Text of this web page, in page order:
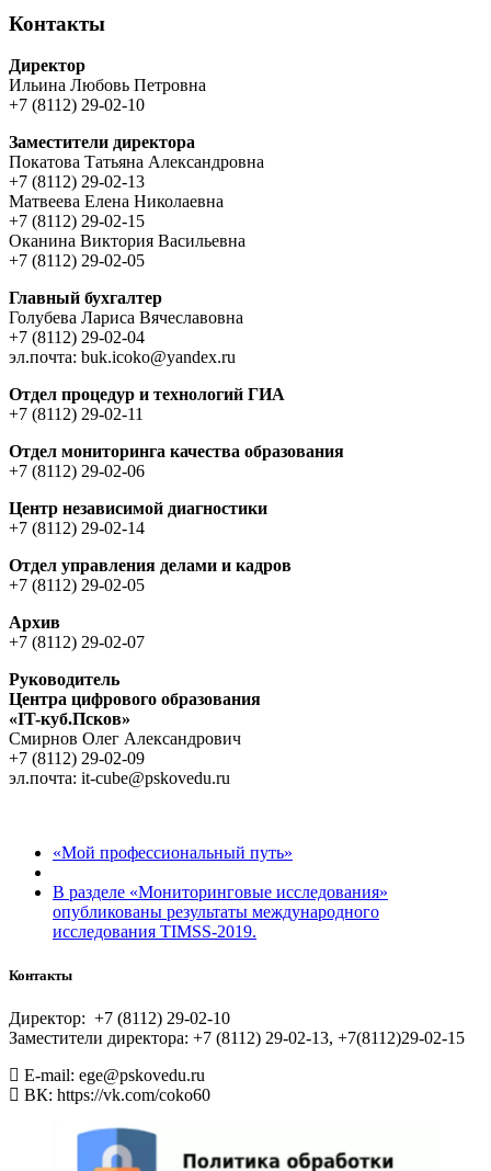
Контакты
Директор
Ильина Любовь Петровна
+7 (8112) 29-02-10
Заместители директора
Покатова Татьяна Александровна
+7 (8112) 29-02-13
Матвеева Елена Николаевна
+7 (8112) 29-02-15
Оканина Виктория Васильевна
+7 (8112) 29-02-05
Главный бухгалтер
Голубева Лариса Вячеславовна
+7 (8112) 29-02-04
эл.почта: buk.icoko@yandex.ru
Отдел процедур и технологий ГИА
+7 (8112) 29-02-11
Отдел мониторинга качества образования
+7 (8112) 29-02-06
Центр независимой диагностики
+7 (8112) 29-02-14
Отдел управления делами и кадров
+7 (8112) 29-02-05
Архив
+7 (8112) 29-02-07
Руководитель
Центра цифрового образования
«IT-куб.Псков»
Cмирнов Oлег Aлександрович
+7 (8112) 29-02-09
эл.почта: it-cube@pskovedu.ru
Навигация по записям
Предыдущая запись
«Мой профессиональный путь»
Следующая запись
В разделе «Мониторинговые исследования»
опубликованы результаты международного
исследования TIMSS-2019.
Контакты
Директор: +7 (8112) 29-02-10
Заместители директора: +7 (8112) 29-02-13, +7(8112)29-02-15
E-mail: ege@pskovedu.ru
ВК: https://vk.com/coko60